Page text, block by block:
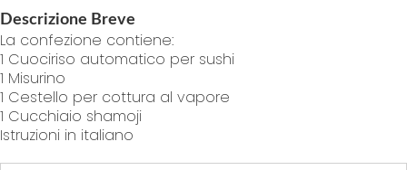
g
a
l
l
e
r
Descrizione Breve
La confezione contiene:
1 Cuociriso automatico per sushi
1 Misurino
1 Cestello per cottura al vapore
1 Cucchiaio shamoji
Istruzioni in italiano